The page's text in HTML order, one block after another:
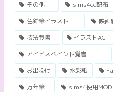
その他
sims4cc配布
色鉛筆イラスト
映画
技法覚書
イラストAC
アイビスペイント覚書
お出掛け
水彩紙
万年筆
sims4使用MOD